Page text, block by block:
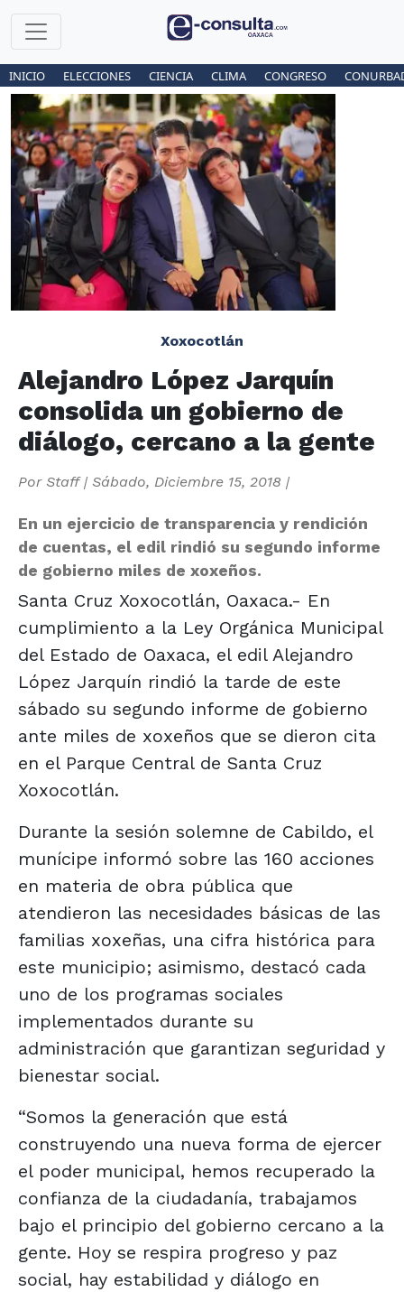
INICIO ELECCIONES CIENCIA CLIMA CONGRESO
Xoxocotlán
Alejandro López Jarquín
consolida un gobierno de
diálogo, cercano a la gente
Por Staff| Sábado, Diciembre 15, 2018 |
En un ejercicio de transparencia y rendición
de cuentas, el edil rindió su segundo informe
de gobierno miles de xoxeños.
Santa Cruz Xoxocotlán, Oaxaca.- En
cumplimiento a la Ley Orgánica Municipal
del Estado de Oaxaca, el edil Alejandro
López Jarquín rindió la tarde de este
sábado su segundo informe de gobierno
ante miles de xoxeños que se dieron cita
en el Parque Central de Santa Cruz
Xoxocotlán.
Durante la sesión solemne de Cabildo, el
munícipe informó sobre las 160 acciones
en materia de obra pública que
atendieron las necesidades básicas de las
familias xoxeñas, una cifra histórica para
este municipio; asimismo, destacó cada
uno de los programas sociales
implementados durante su
administración que garantizan seguridad y
bienestar social.
“Somos la generación que está
construyendo una nueva forma de ejercer
el poder municipal, hemos recuperado la
confianza de la ciudadanía, trabajamos
bajo el principio del gobierno cercano a la
gente. Hoy se respira progreso y paz
social, hay estabilidad y diálogo en